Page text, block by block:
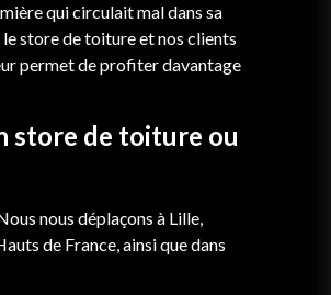
qui circulait mal dans sa
store de toiture et nos clients
permet de profiter davantage
store de toiture ou
nous déplaçons à Lille,
de France, ainsi que dans